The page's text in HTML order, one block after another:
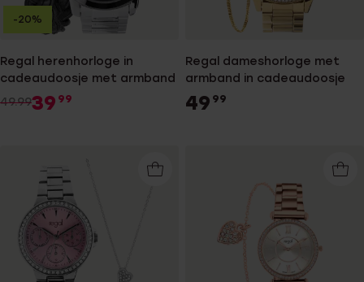
Regal herenhorloge in
cadeaudoosje met armband
49.9939 99
-20%
Regal dameshorloge met
armband in cadeaudoosje
49 99